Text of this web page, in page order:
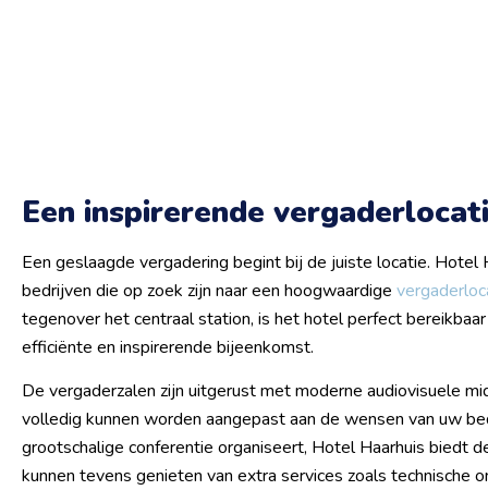
Een inspirerende
Een geslaagde vergadering begint bij de juiste locatie.
bedrijven die op zoek zijn naar een hoogwaardige
tegenover het centraal station, is het hotel perfect
efficiënte en inspirerende bijeenkomst.
De vergaderzalen zijn uitgerust met moderne audiovisuele
volledig kunnen worden aangepast aan de wensen van uw
grootschalige conferentie organiseert, Hotel Haarhuis biedt
kunnen tevens genieten van extra services zoals technische